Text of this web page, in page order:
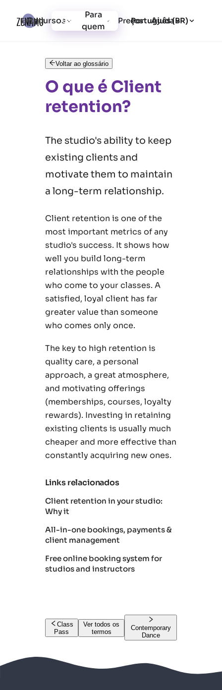
Recursos
Para
quem
Preços Ajuda
Entrar Cadastrar-se Português (BR)
Voltar ao glossário
O que é Client
retention?
The studio's ability to keep
existing clients and
motivate them to maintain
a long-term relationship.
Client retention is one of the
most important metrics of any
studio's success. It shows how
well you build long-term
relationships with the people
who come to your classes. A
satisfied, loyal client has far
greater value than someone
who comes only once.
The key to high retention is
quality care, a personal
approach, a great atmosphere,
and motivating offerings
(memberships, courses, loyalty
rewards). Investing in retaining
existing clients is usually much
cheaper and more effective than
constantly acquiring new ones.
Links relacionados
Client retention in your studio:
Why it
All-in-one bookings, payments &
client management
Free online booking system for
studios and instructors
Class
Pass
Ver todos os
termos
Contemporary
Dance